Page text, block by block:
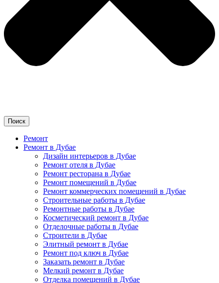
Поиск
Ремонт
Ремонт в Дубае
Дизайн интерьеров в Дубае
Ремонт отеля в Дубае
Ремонт ресторана в Дубае
Ремонт помещений в Дубае
Ремонт коммерческих помещений в Дубае
Строительные работы в Дубае
Ремонтные работы в Дубае
Косметический ремонт в Дубае
Отделочные работы в Дубае
Строители в Дубае
Элитный ремонт в Дубае
Ремонт под ключ в Дубае
Заказать ремонт в Дубае
Мелкий ремонт в Дубае
Отделка помещений в Дубае